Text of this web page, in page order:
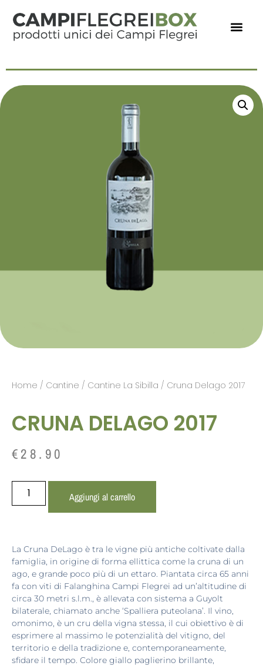
Home / Cantine / Cantine La Sibilla / Cruna Delago 2017
CRUNA DELAGO 2017
€28.90
Aggiungi al carrello
La Cruna DeLago è tra le vigne più antiche coltivate dalla
famiglia, in origine di forma ellittica come la cruna di un
ago, e grande poco più di un ettaro. Piantata circa 65 anni
fa con viti di Falanghina Campi Flegrei ad un’altitudine di
circa 30 metri s.l.m., è allevata con sistema a Guyolt
bilaterale, chiamato anche ‘Spalliera puteolana’. Il vino,
omonimo, è un cru della vigna stessa, il cui obiettivo è di
esprimere al massimo le potenzialità del vitigno, del
territorio e della tradizione e, contemporaneamente,
sfidare il tempo. Colore giallo paglierino brillante,